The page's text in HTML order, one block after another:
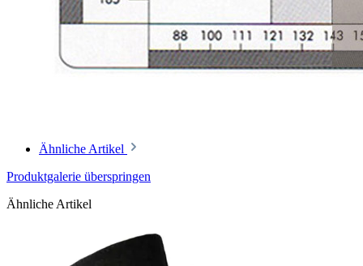
Ähnliche Artikel
Produktgalerie überspringen
Ähnliche Artikel